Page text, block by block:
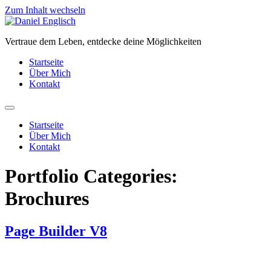
Zum Inhalt wechseln
Vertraue dem Leben, entdecke deine Möglichkeiten
Startseite
Über Mich
Kontakt
Startseite
Über Mich
Kontakt
Portfolio Categories:
Brochures
Page Builder V8